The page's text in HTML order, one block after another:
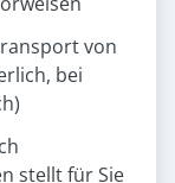
von
bei
stellt für Sie